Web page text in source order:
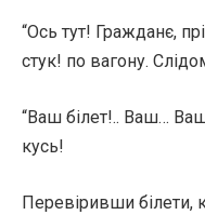
“Ось тут! Гражданє,
стук! по вагону.
“Ваш білет!.. Ваш…
кусь!
Перевіривши білети,